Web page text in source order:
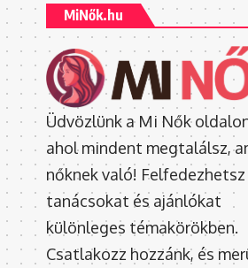
MiNők.hu
Üdvözlünk a Mi Nők
ahol mindent megtalálsz,
nőknek való! Felfedezhetsz
tanácsokat és ajánlókat
különleges témakörökben.
Csatlakozz hozzánk, és